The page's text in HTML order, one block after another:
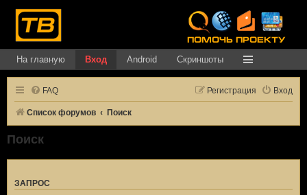
На главную Вход Android Скриншоты
FAQ Вход
Регистрация
Список форумов Поиск
Поиск
ЗАПРОС